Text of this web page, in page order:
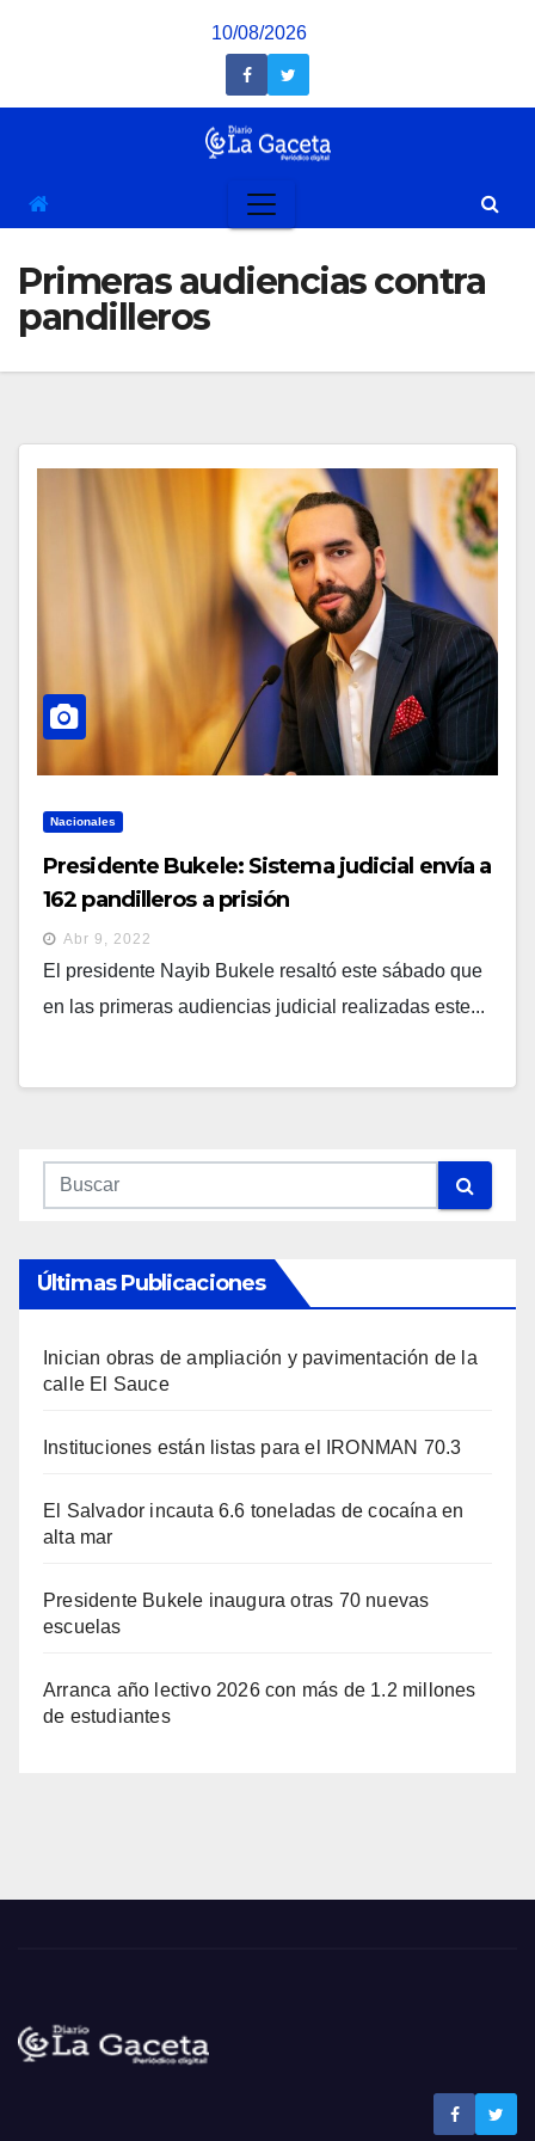
10/08/2026
Primeras audiencias contra
pandilleros
Nacionales
Presidente Bukele: Sistema judicial envía a
162 pandilleros a prisión
Abr 9, 2022
El presidente Nayib Bukele resaltó este sábado que
en las primeras audiencias judicial realizadas este...
Últimas Publicaciones
Inician obras de ampliación y pavimentación de la
calle El Sauce
Instituciones están listas para el IRONMAN 70.3
El Salvador incauta 6.6 toneladas de cocaína en
alta mar
Presidente Bukele inaugura otras 70 nuevas
escuelas
Arranca año lectivo 2026 con más de 1.2 millones
de estudiantes